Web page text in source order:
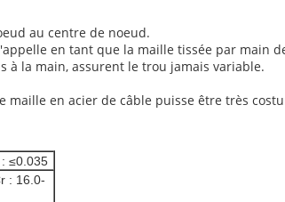
au centre de noeud.
en tant que la maille tissée par main
à la main, assurent le trou jamais variable.
en acier de câble puisse être très
≤0.035
: 16.0-